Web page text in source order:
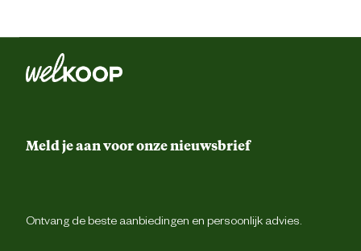
Meld je aan voor onze nieuwsbrief
Ontvang de beste aanbiedingen en persoonlijk advies.